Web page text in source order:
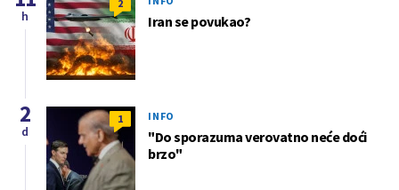
2
Iran se povukao?
h
1 INFO
"Do sporazuma verovatno neće doći
brzo"
2
d